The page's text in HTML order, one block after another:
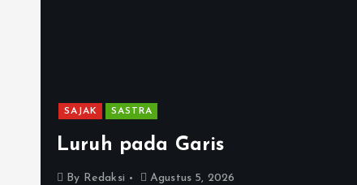
SAJAK SASTRA
Luruh pada Garis
By Redaksi Agustus 5, 2026